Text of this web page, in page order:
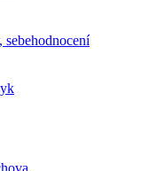
sebehodnocení